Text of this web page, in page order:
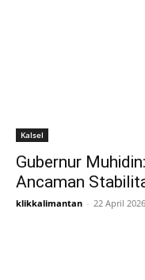
Kalsel
Gubernur
Ancaman
klikkalimantan - 22 April 2026